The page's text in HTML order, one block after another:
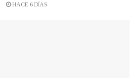
HACE 6 DÍAS